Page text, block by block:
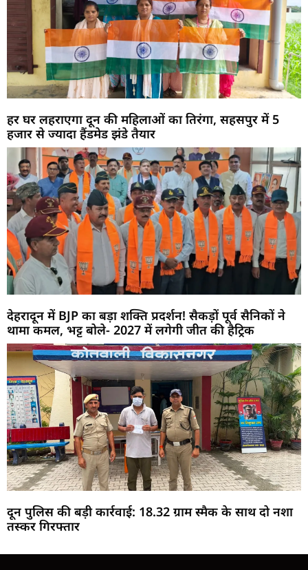
हर घर लहराएगा दून की महिलाओं का तिरंगा, सहसपुर में 5
हजार से ज्यादा हैंडमेड झंडे तैयार
देहरादून में BJP का बड़ा शक्ति प्रदर्शन! सैकड़ों पूर्व सैनिकों ने
थामा कमल, भट्ट बोले- 2027 में लगेगी जीत की हैट्रिक
दून पुलिस की बड़ी कार्रवाई: 18.32 ग्राम स्मैक के साथ दो नशा
तस्कर गिरफ्तार